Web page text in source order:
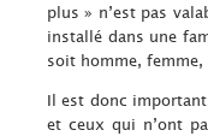
plus » n’est pas
installé dans une
soit homme,
Il est donc
et ceux qui n’ont